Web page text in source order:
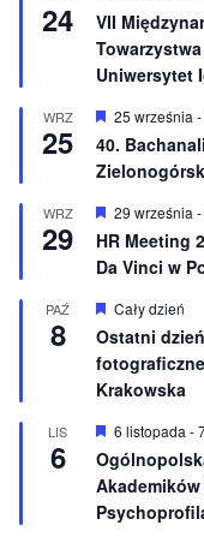
i
o
n
e
24
y
r
ó
ż
n
i
o
n
e
VII
Uniwersytet
WRZ
25
W
r
ó
n
i
o
n
25 września -
40.
WRZ
29
W
y
r
ó
n
o
n
e
29 września -
HR Meeting
Da Vinci w
PAŹ
8
W
r
ó
ż
n
i
o
n
e
Cały dzień
Ostatni
Krakowska
LIS
6
W
r
ó
ż
n
6 listopada -